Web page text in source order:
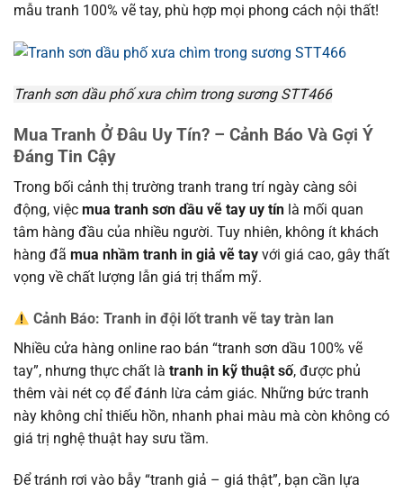
mẫu tranh 100% vẽ tay, phù hợp mọi phong cách nội thất!
Tranh sơn dầu phố xưa chìm trong sương STT466
Mua Tranh Ở Đâu Uy Tín? – Cảnh Báo Và Gợi Ý
Đáng Tin Cậy
Trong bối cảnh thị trường tranh trang trí ngày càng sôi
động, việc mua tranh sơn dầu vẽ tay uy tín là mối quan
tâm hàng đầu của nhiều người. Tuy nhiên, không ít khách
hàng đã mua nhầm tranh in giả vẽ tay với giá cao, gây thất
vọng về chất lượng lẫn giá trị thẩm mỹ.
Cảnh Báo: Tranh in đội lốt tranh vẽ tay tràn lan
Nhiều cửa hàng online rao bán “tranh sơn dầu 100% vẽ
tay”, nhưng thực chất là tranh in kỹ thuật số, được phủ
thêm vài nét cọ để đánh lừa cảm giác. Những bức tranh
này không chỉ thiếu hồn, nhanh phai màu mà còn không có
giá trị nghệ thuật hay sưu tầm.
Để tránh rơi vào bẫy “tranh giả – giá thật”, bạn cần lựa